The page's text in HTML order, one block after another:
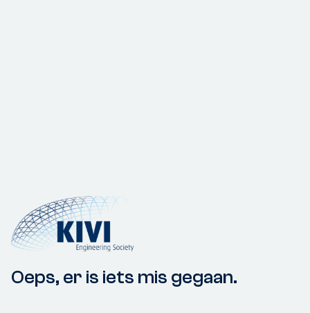
Oeps, er is iets mis gegaan.